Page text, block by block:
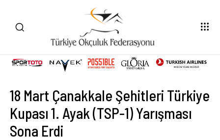
18 Mart Çanakkale Şehitleri Türkiye
Kupası 1. Ayak (TSP-1) Yarışması
Sona Erdi